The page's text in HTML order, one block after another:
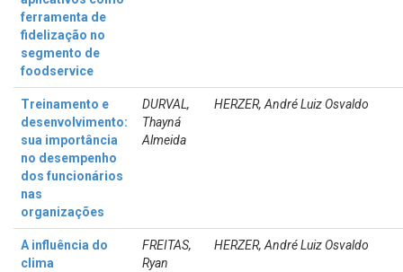
ferramenta de
fidelização no
segmento de
foodservice
Treinamento e
desenvolvimento:
sua importância
no desempenho
dos funcionários
nas
organizações
DURVAL,
Thayná
Almeida
HERZER, André Luiz Osvaldo
A influência do
clima
FREITAS,
Ryan
HERZER, André Luiz Osvaldo